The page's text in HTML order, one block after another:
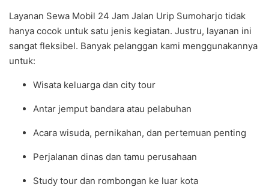
Layanan Sewa Mobil 24 Jam Jalan Urip Sumoharjo tidak
hanya cocok untuk satu jenis kegiatan. Justru, layanan ini
sangat fleksibel. Banyak pelanggan kami menggunakannya
untuk:
Wisata keluarga dan city tour
Antar jemput bandara atau pelabuhan
Acara wisuda, pernikahan, dan pertemuan penting
Perjalanan dinas dan tamu perusahaan
Study tour dan rombongan ke luar kota